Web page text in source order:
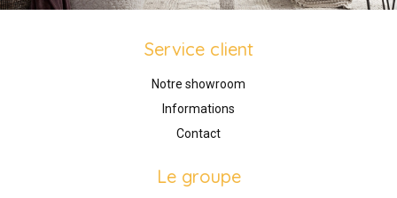
Service client
Notre showroom
Informations
Contact
Le groupe